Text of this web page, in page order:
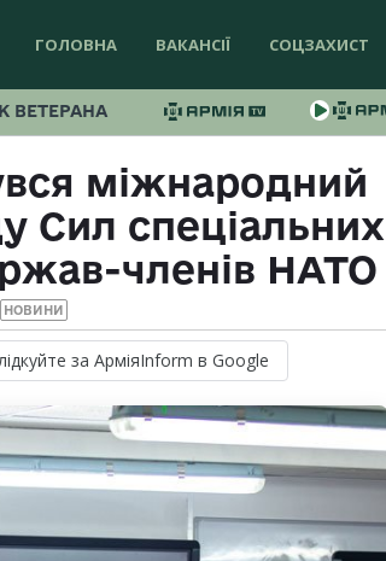
ГОЛОВНА ВАКАНСІЇ СОЦЗАХИСТ
ВЕТЕРАНА
міжнародний
Сил спеціальних
членів НАТО
НОВИНИ
за АрміяInform в Google